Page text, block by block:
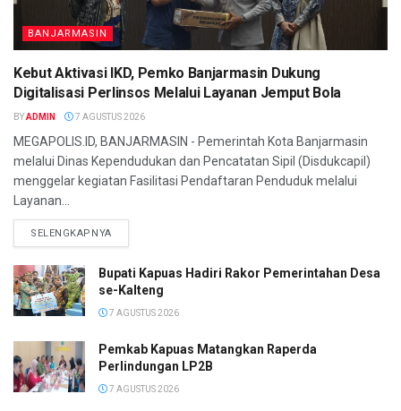
BANJARMASIN
Kebut Aktivasi IKD, Pemko Banjarmasin Dukung
Digitalisasi Perlinsos Melalui Layanan Jemput Bola
BYADMIN 7 AGUSTUS 2026
MEGAPOLIS.ID, BANJARMASIN - Pemerintah Kota Banjarmasin
melalui Dinas Kependudukan dan Pencatatan Sipil (Disdukcapil)
menggelar kegiatan Fasilitasi Pendaftaran Penduduk melalui
Layanan...
SELENGKAPNYA
Bupati Kapuas Hadiri Rakor Pemerintahan Desa
se-Kalteng
7 AGUSTUS 2026
Pemkab Kapuas Matangkan Raperda
Perlindungan LP2B
7 AGUSTUS 2026